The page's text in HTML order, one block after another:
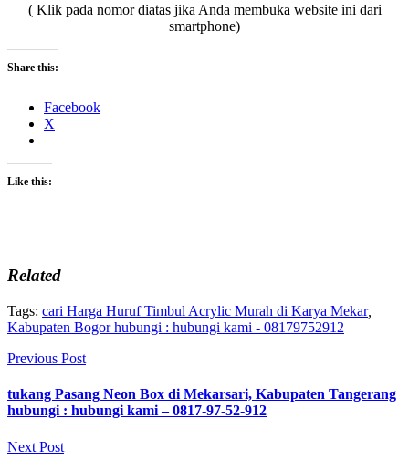
( Klik pada nomor diatas jika Anda membuka website ini dari
smartphone)
Share this:
Facebook
X
Like this:
Related
Tags: cari Harga Huruf Timbul Acrylic Murah di Karya Mekar,
Kabupaten Bogor hubungi : hubungi kami - 08179752912
Previous Post
tukang Pasang Neon Box di Mekarsari, Kabupaten Tangerang
hubungi : hubungi kami – 0817-97-52-912
Next Post